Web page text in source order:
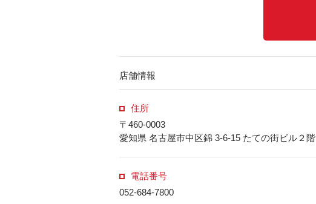
店舗情報
住所
〒460-0003
愛知県 名古屋市中区錦 3-6-15 たての街ビル２階
電話番号
052-684-7800